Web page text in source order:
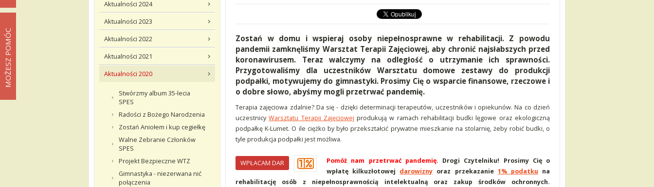
Aktualności 2024
Aktualności 2023
Aktualności 2022
Aktualności 2021
Aktualności 2020
Stwórzmy album 35-lecia
SPES
Radości z Bożego Narodzenia
Zostań Aniołem i kup cegiełkę
Walne Zebranie Członków
SPES
Projekt Bezpieczne WTZ
Gimnastyka - niezerwana nić
połączenia
Zostań w domu i wspieraj osoby niepełnosprawne w rehabilitacji. Z powodu
pandemii zamknęliśmy Warsztat Terapii Zajęciowej, aby chronić najsłabszych przed
koronawirusem. Teraz walczymy na odległość o utrzymanie ich sprawności.
Przygotowaliśmy dla uczestników Warsztatu domowe zestawy do produkcji
podpałki, motywujemy do gimnastyki. Prosimy Cię o wsparcie finansowe, rzeczowe i
o dobre słowo, abyśmy mogli przetrwać pandemię.
Terapia zajęciowa zdalnie? Da się - dzięki determinacji terapeutów, uczestników i opiekunów. Na co dzień
uczestnicyWarsztatu Terapii Zajęciowej produkują w ramach rehabilitacji budki lęgowe oraz ekologiczną
podpałkę K-Lumet. O ile ciężko by było przekształcić prywatne mieszkanie na stolarnię, żeby robić budki, o
tyle produkcja podpałki jest możliwa.
WPŁACAM DAR Pomóż nam przetrwać pandemię. Drogi Czytelniku! Prosimy Cię o
wpłatę kilkuzłotowej darowizny oraz przekazanie 1% podatku na
rehabilitację osób z niepełnosprawnością intelektualną oraz zakup środków ochronnych.
MOŻESZ POMÓC